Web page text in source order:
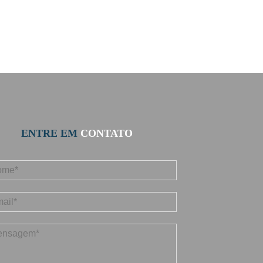
ENTRE EM CONTATO